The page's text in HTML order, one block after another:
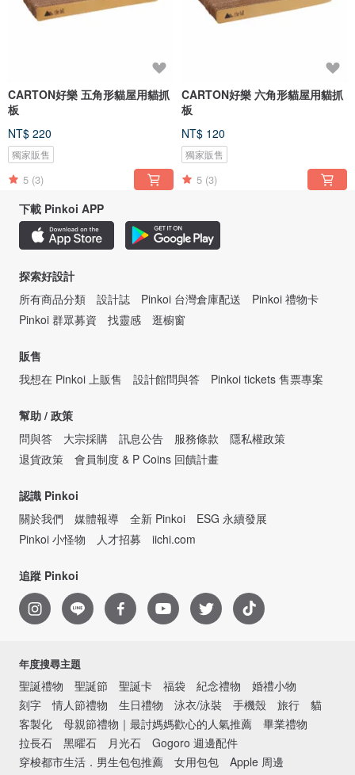
CARTON好樂 五角形貓屋用貓抓
板
NT$ 220
獨家販售
5 (3)
CARTON好樂 六角形貓屋用貓抓
板
NT$ 120
獨家販售
5 (3)
下載 Pinkoi APP
探索好設計
所有商品分類
設計誌 Pinkoi 台灣倉庫配送
Pinkoi 禮物卡
Pinkoi 群眾募資
找靈感 逛櫥窗
販售
我想在 Pinkoi 上販售
設計館問與答 Pinkoi tickets 售票專案
幫助 / 政策
問與答
大宗採購 訊息公告 服務條款
隱私權政策
退貨政策
會員制度 & P Coins 回饋計畫
認識 Pinkoi
關於我們
媒體報導 全新 Pinkoi
ESG 永續發展
Pinkoi 小怪物
人才招募 iichi.com
追蹤 Pinkoi
年度搜尋主題
聖誕禮物 聖誕節 聖誕卡 福袋 紀念禮物
婚禮小物
刻字
情人節禮物 生日禮物 泳衣/泳裝 手機殼 旅行
貓
客製化
母親節禮物｜最討媽媽歡心的人氣推薦
畢業禮物
拉長石
黑曜石 月光石
Gogoro 週邊配件
穿梭都市生活．男生包包推薦
女用包包
Apple 周邊